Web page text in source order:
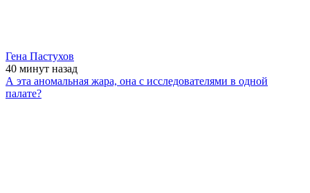
Гена Пастухов
40 минут назад
А эта аномальная жара, она с исследователями в одной
палате?